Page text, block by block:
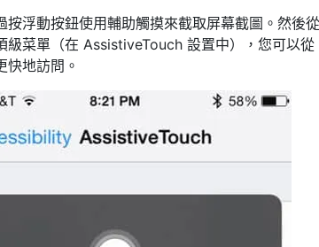
按浮動按鈕使用輔助觸摸來截取屏幕截圖。然後
級菜單（在 AssistiveTouch 設置中），您可以
快地訪問。